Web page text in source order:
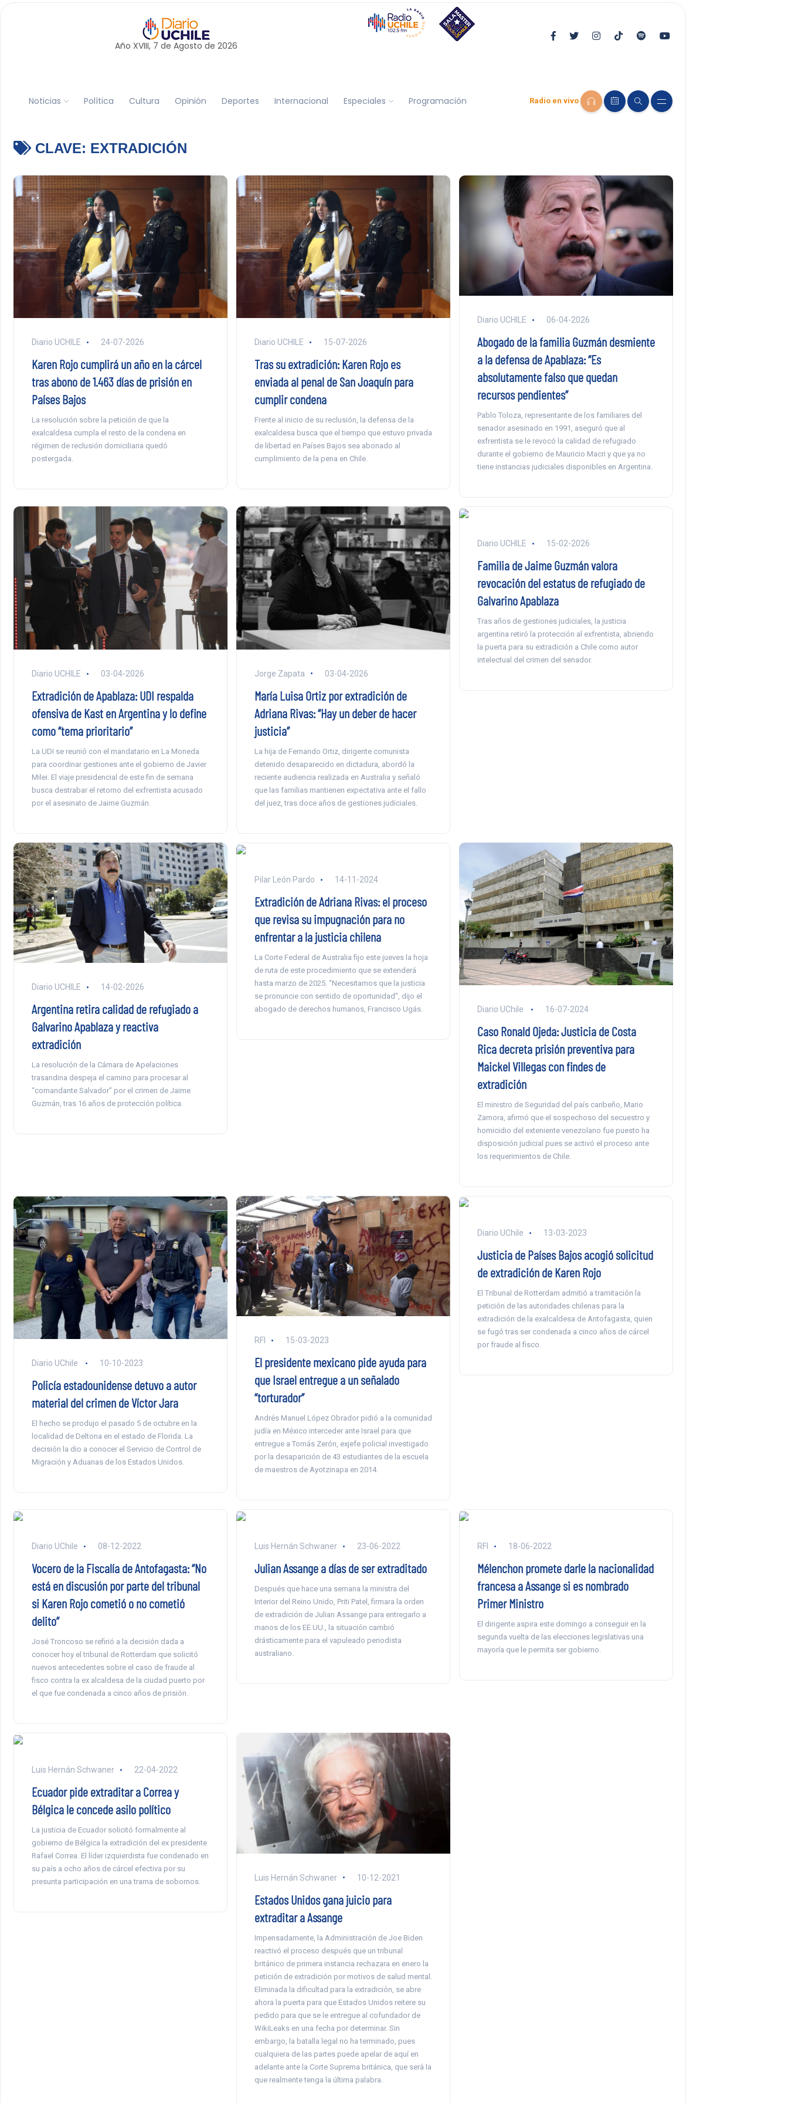
Año XVIII, 7 de Agosto de 2026
Noticias Política Cultura Opinión Deportes Internacional Especiales Programación Radio en vivo
CLAVE: EXTRADICIÓN
Diario UCHILE 24-07-2026
Karen Rojo cumplirá un año en la cárcel
tras abono de 1.463 días de prisión en
Países Bajos
La resolución sobre la petición de que la
exalcaldesa cumpla el resto de la condena en
régimen de reclusión domiciliaria quedó
postergada.
Diario UCHILE 15-07-2026
Tras su extradición: Karen Rojo es
enviada al penal de San Joaquín para
cumplir condena
Frente al inicio de su reclusión, la defensa de la
exalcaldesa busca que el tiempo que estuvo privada
de libertad en Países Bajos sea abonado al
cumplimiento de la pena en Chile.
Diario UCHILE 06-04-2026
Abogado de la familia Guzmán desmiente
a la defensa de Apablaza: “Es
absolutamente falso que quedan
recursos pendientes”
Pablo Toloza, representante de los familiares del
senador asesinado en 1991, aseguró que al
exfrentista se le revocó la calidad de refugiado
durante el gobierno de Mauricio Macri y que ya no
tiene instancias judiciales disponibles en Argentina.
Diario UCHILE 03-04-2026
Extradición de Apablaza: UDI respalda
ofensiva de Kast en Argentina y lo define
como “tema prioritario”
La UDI se reunió con el mandatario en La Moneda
para coordinar gestiones ante el gobierno de Javier
Milei. El viaje presidencial de este fin de semana
busca destrabar el retorno del exfrentista acusado
por el asesinato de Jaime Guzmán.
Jorge Zapata 03-04-2026
María Luisa Ortiz por extradición de
Adriana Rivas: “Hay un deber de hacer
justicia”
La hija de Fernando Ortiz, dirigente comunista
detenido desaparecido en dictadura, abordó la
reciente audiencia realizada en Australia y señaló
que las familias mantienen expectativa ante el fallo
del juez, tras doce años de gestiones judiciales.
Diario UCHILE 15-02-2026
Familia de Jaime Guzmán valora
revocación del estatus de refugiado de
Galvarino Apablaza
Tras años de gestiones judiciales, la justicia
argentina retiró la protección al exfrentista, abriendo
la puerta para su extradición a Chile como autor
intelectual del crimen del senador.
Diario UCHILE 14-02-2026
Argentina retira calidad de refugiado a
Galvarino Apablaza y reactiva
extradición
La resolución de la Cámara de Apelaciones
trasandina despeja el camino para procesar al
“comandante Salvador” por el crimen de Jaime
Guzmán, tras 16 años de protección política.
Pilar León Pardo 14-11-2024
Extradición de Adriana Rivas: el proceso
que revisa su impugnación para no
enfrentar a la justicia chilena
La Corte Federal de Australia fijo este jueves la hoja
de ruta de este procedimiento que se extenderá
hasta marzo de 2025. “Necesitamos que la justicia
se pronuncie con sentido de oportunidad”, dijo el
abogado de derechos humanos, Francisco Ugás.
Diario UChile 16-07-2024
Caso Ronald Ojeda: Justicia de Costa
Rica decreta prisión preventiva para
Maickel Villegas con findes de
extradición
El ministro de Seguridad del país caribeño, Mario
Zamora, afirmó que el sospechoso del secuestro y
homicidio del exteniente venezolano fue puesto ha
disposición judicial pues se activó el proceso ante
los requerimientos de Chile.
Diario UChile 10-10-2023
Policía estadounidense detuvo a autor
material del crimen de Víctor Jara
El hecho se produjo el pasado 5 de octubre en la
localidad de Deltona en el estado de Florida. La
decisión la dio a conocer el Servicio de Control de
Migración y Aduanas de los Estados Unidos.
RFI 15-03-2023
El presidente mexicano pide ayuda para
que Israel entregue a un señalado
“torturador”
Andrés Manuel López Obrador pidió a la comunidad
judía en México interceder ante Israel para que
entregue a Tomás Zerón, exjefe policial investigado
por la desaparición de 43 estudiantes de la escuela
de maestros de Ayotzinapa en 2014.
Diario UChile 13-03-2023
Justicia de Países Bajos acogió solicitud
de extradición de Karen Rojo
El Tribunal de Rotterdam admitió a tramitación la
petición de las autoridades chilenas para la
extradición de la exalcaldesa de Antofagasta, quien
se fugó tras ser condenada a cinco años de cárcel
por fraude al fisco.
Diario UChile 08-12-2022
Vocero de la Fiscalía de Antofagasta: “No
está en discusión por parte del tribunal
si Karen Rojo cometió o no cometió
delito”
José Troncoso se refirió a la decisión dada a
conocer hoy el tribunal de Rotterdam que solicitó
nuevos antecedentes sobre el caso de fraude al
fisco contra la ex alcaldesa de la ciudad puerto por
el que fue condenada a cinco años de prisión.
Luis Hernán Schwaner 23-06-2022
Julian Assange a días de ser extraditado
Después que hace una semana la ministra del
Interior del Reino Unido, Priti Patel, firmara la orden
de extradición de Julian Assange para entregarlo a
manos de los EE.UU., la situación cambió
drásticamente para el vapuleado periodista
australiano.
RFI 18-06-2022
Mélenchon promete darle la nacionalidad
francesa a Assange si es nombrado
Primer Ministro
El dirigente aspira este domingo a conseguir en la
segunda vuelta de las elecciones legislativas una
mayoría que le permita ser gobierno.
Luis Hernán Schwaner 22-04-2022
Ecuador pide extraditar a Correa y
Bélgica le concede asilo político
La justicia de Ecuador solicitó formalmente al
gobierno de Bélgica la extradición del ex presidente
Rafael Correa. El líder izquierdista fue condenado en
su país a ocho años de cárcel efectiva por su
presunta participación en una trama de sobornos.
Luis Hernán Schwaner 10-12-2021
Estados Unidos gana juicio para
extraditar a Assange
Impensadamente, la Administración de Joe Biden
reactivó el proceso después que un tribunal
británico de primera instancia rechazara en enero la
petición de extradición por motivos de salud mental.
Eliminada la dificultad para la extradición, se abre
ahora la puerta para que Estados Unidos reitere su
pedido para que se le entregue al cofundador de
WikiLeaks en una fecha por determinar. Sin
embargo, la batalla legal no ha terminado, pues
cualquiera de las partes puede apelar de aquí en
adelante ante la Corte Suprema británica, que será la
que realmente tenga la última palabra.